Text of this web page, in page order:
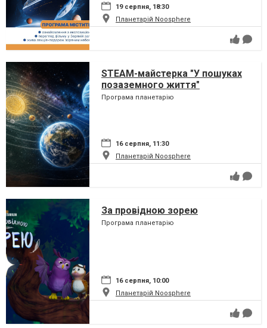
19 серпня, 18:30
Планетарій Noosphere
STEAM-майстерка "У пошуках
позаземного життя"
Програма планетарію
16 серпня, 11:30
Планетарій Noosphere
За провідною зорею
Програма планетарію
16 серпня, 10:00
Планетарій Noosphere